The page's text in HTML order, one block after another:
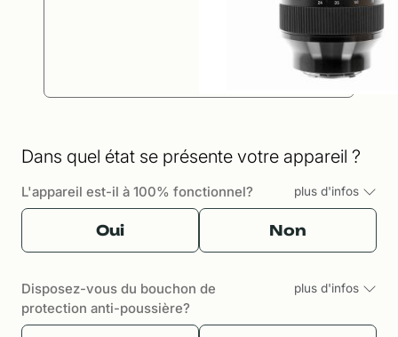
Dans quel état se présente votre appareil ?
L'appareil est-il à 100% fonctionnel? plus d'infos
Oui Non
Disposez-vous du bouchon de
protection anti-poussière?
plus d'infos